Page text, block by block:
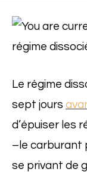
Le régime
sept jours
d’épuiser les
–le carburant
se privant de